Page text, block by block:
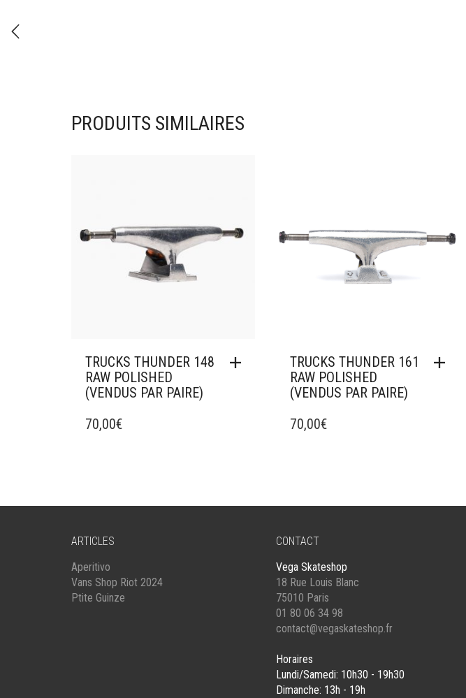
PRODUITS SIMILAIRES
TRUCKS THUNDER 148
RAW POLISHED
(VENDUS PAR PAIRE)
70,00€
TRUCKS THUNDER 161
RAW POLISHED
(VENDUS PAR PAIRE)
70,00€
ARTICLES
Aperitivo
Vans Shop Riot 2024
Ptite Guinze
CONTACT
Vega Skateshop
18 Rue Louis Blanc
75010 Paris
01 80 06 34 98
contact@vegaskateshop.fr
Horaires
Lundi/Samedi: 10h30 - 19h30
Dimanche: 13h - 19h